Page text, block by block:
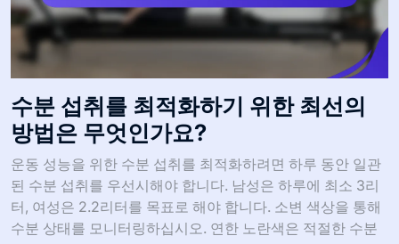
수분 섭취를 최적화하기 위한 최선의
방법은 무엇인가요?
운동 성능을 위한 수분 섭취를 최적화하려면 하루 동안 일관
된 수분 섭취를 우선시해야 합니다. 남성은 하루에 최소 3리
터, 여성은 2.2리터를 목표로 해야 합니다. 소변 색상을 통해
수분 상태를 모니터링하십시오. 연한 노란색은 적절한 수분